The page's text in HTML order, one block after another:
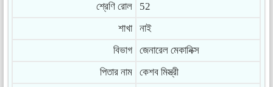
শ্রেণি রোল
52
শাখা
নাই
বিভাগ
জেনারেল মেকানিক্স
পিতার নাম
কেশব মিস্ত্রী